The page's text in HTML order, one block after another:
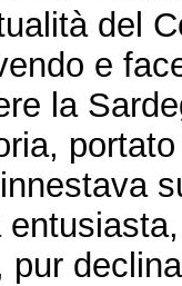
del
e
la
pur